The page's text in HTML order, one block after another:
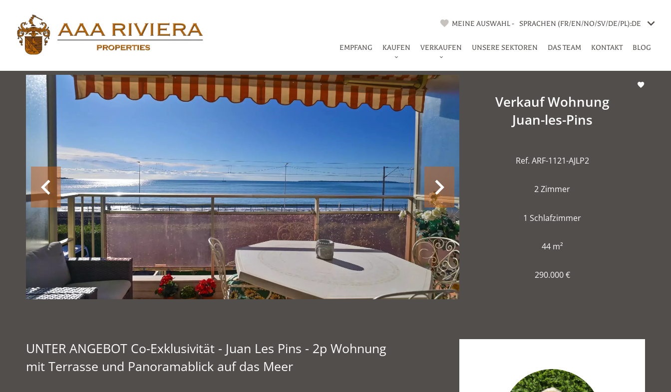
MEINE AUSWAHL - SPRACHEN (FR/EN/NO/SV/DE/PL):DE
EMPFANG KAUFEN VERKAUFEN UNSERE SEKTOREN DAS TEAM KONTAKT BLOG
Verkauf Wohnung
Juan-les-Pins
Ref. ARF-1121-AJLP2
2 Zimmer
1 Schlafzimmer
44 m²
290.000 €
UNTER ANGEBOT Co-Exklusivität - Juan Les Pins - 2p Wohnung
mit Terrasse und Panoramablick auf das Meer